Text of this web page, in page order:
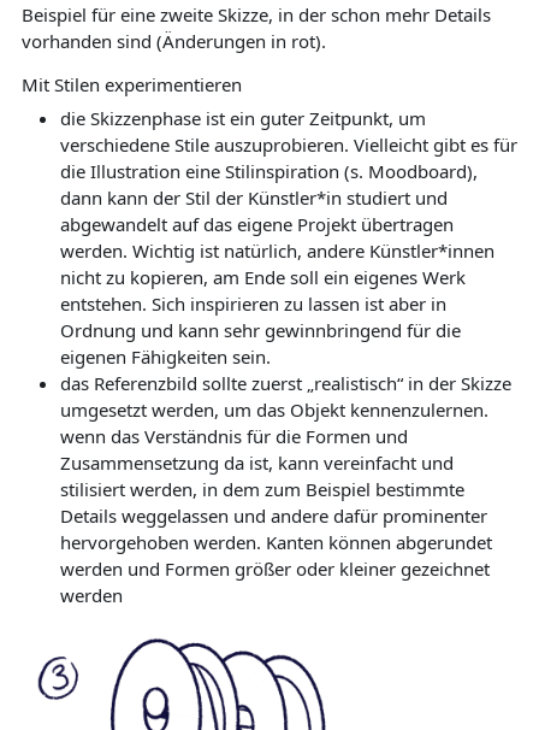
Beispiel für eine zweite Skizze, in der schon mehr Details
vorhanden sind (Änderungen in rot).
Mit Stilen experimentieren
die Skizzenphase ist ein guter Zeitpunkt, um
verschiedene Stile auszuprobieren. Vielleicht gibt es für
die Illustration eine Stilinspiration (s. Moodboard),
dann kann der Stil der Künstler*in studiert und
abgewandelt auf das eigene Projekt übertragen
werden. Wichtig ist natürlich, andere Künstler*innen
nicht zu kopieren, am Ende soll ein eigenes Werk
entstehen. Sich inspirieren zu lassen ist aber in
Ordnung und kann sehr gewinnbringend für die
eigenen Fähigkeiten sein.
das Referenzbild sollte zuerst „realistisch“ in der Skizze
umgesetzt werden, um das Objekt kennenzulernen.
wenn das Verständnis für die Formen und
Zusammensetzung da ist, kann vereinfacht und
stilisiert werden, in dem zum Beispiel bestimmte
Details weggelassen und andere dafür prominenter
hervorgehoben werden. Kanten können abgerundet
werden und Formen größer oder kleiner gezeichnet
werden